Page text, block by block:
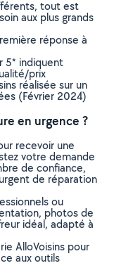
tout est
aux plus grands
réponse à
5* indiquent
prix
réalisée sur un
(Février 2024)
en urgence ?
recevoir une
votre demande
de confiance,
de réparation
ou
photos de
idéal, adapté à
AlloVoisins pour
aux outils